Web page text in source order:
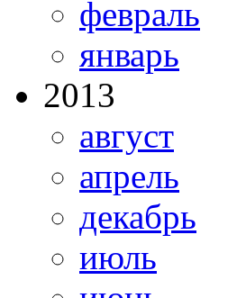
февраль
январь
2013
август
апрель
декабрь
июль